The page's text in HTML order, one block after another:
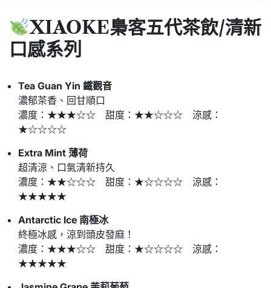
XIAOKE梟客五代茶飲/清新
口感系列
Tea Guan Yin 鐵觀音
濃郁茶香、回甘順口
濃度：★★★☆☆ 甜度：★★☆☆☆ 涼感：
★☆☆☆☆
Extra Mint 薄荷
超清涼、口氣清新持久
濃度：★★☆☆☆ 甜度：★☆☆☆☆ 涼感：
★★★★★
Antarctic Ice 南極冰
終極冰感，涼到頭皮發麻！
濃度：★★★☆☆ 甜度：★☆☆☆☆ 涼感：
★★★★★